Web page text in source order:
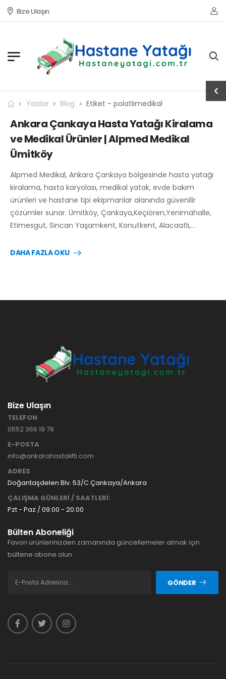
Bize Ulaşın
Yazılar Blog Etiket - polatlımedikal
Ankara Çankaya Hasta Yatağı Kiralama
ve Medikal Ürünler | Alpmed Medikal
Ümitköy
Alpmed Medikal, Ankara Çankaya bölgesinde hasta yatağı
kiralama, hasta karyolası, medikal yatak, evde bakım
ürünleri ve hastane tipi ekipmanlar alanında güvenilir
çözümler sunar. Ümitköy, Çankaya,Keçiören,Yenimahalle,
Etimesgut, Sincan Yaşamkent, Konutkent, Alacaatlı,…
DAHA FAZLA OKU
Bize Ulaşın
TELEFON
0552 366 19 79
E-POSTA
info@ankarahastalifti.com
ADRES
Doğantaşdelen Blv. 53/C Çankaya/Ankara
ÇALIŞMA GÜNLERİ / SAATLERİ:
Pzt - Paz / 09:00 - 20:00
Bülten Aboneliği
Favori ürünlerinizden zamanında güncellemeler almak için
bültene abone olun.
GÖNDER